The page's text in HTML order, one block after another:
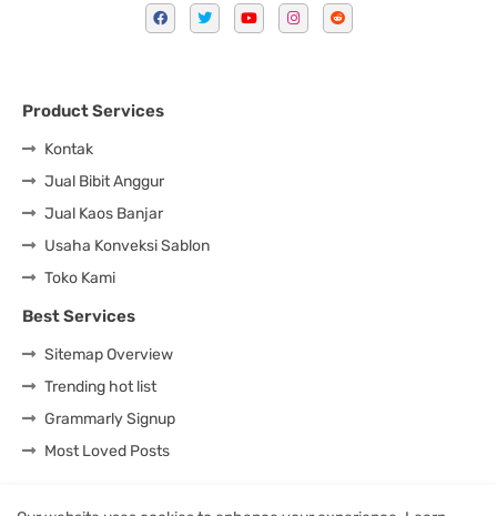
Product Services
Kontak
Jual Bibit Anggur
Jual Kaos Banjar
Usaha Konveksi Sablon
Toko Kami
Best Services
Sitemap Overview
Trending hot list
Grammarly Signup
Most Loved Posts